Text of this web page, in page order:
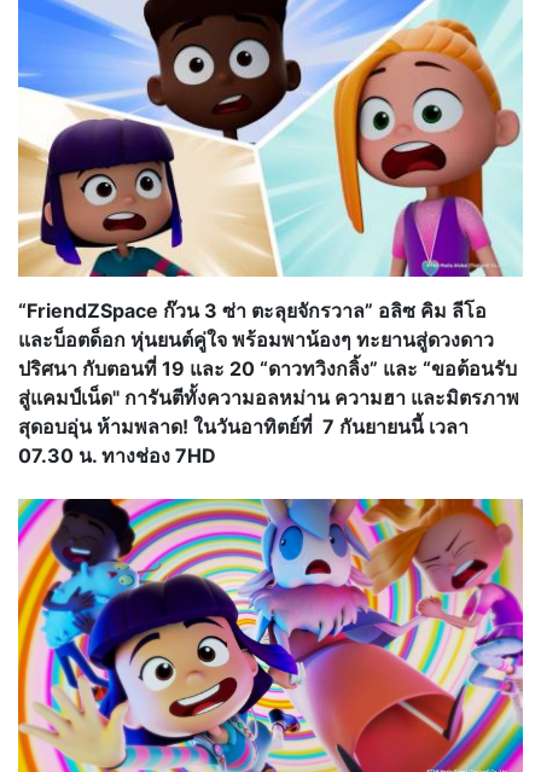
“FriendZSpace ก๊วน 3 ซ่า ตะลุยจักรวาล” อลิซ คิม ลีโอ
และบ็อตด็อก หุ่นยนต์คู่ใจ พร้อมพาน้องๆ ทะยานสู่ดวงดาว
ปริศนา กับตอนที่ 19 และ 20 “ดาวทวิงกลิ้ง” และ “ขอต้อนรับ
สู่แคมป์เน็ด" การันตีทั้งความอลหม่าน ความฮา และมิตรภาพ
สุดอบอุ่น ห้ามพลาด! ในวันอาทิตย์ที่ 7 กันยายนนี้ เวลา
07.30 น. ทางช่อง 7HD